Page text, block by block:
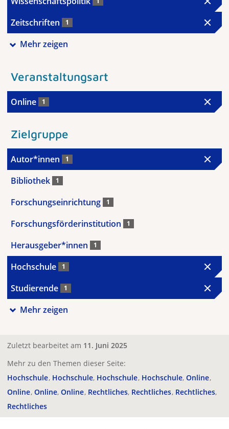
Zeitschriften 1
Mehr zeigen
Veranstaltungsart
Online 1
Zielgruppe
Autor*innen 1
Bibliothek 1
Forschungseinrichtung 1
Forschungsförderinstitution 1
Herausgeber*innen 1
Hochschule 1
Studierende 1
Mehr zeigen
Zuletzt bearbeitet am 11. Juni 2025
Mehr zu den Themen dieser Seite:
Hochschule Hochschule Hochschule Hochschule Online
Online Online Online Rechtliches Rechtliches Rechtliches
Rechtliches